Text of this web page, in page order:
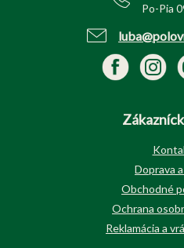
Po-Pia
Doprava
Obchodné
Ochrana
Reklamácia a